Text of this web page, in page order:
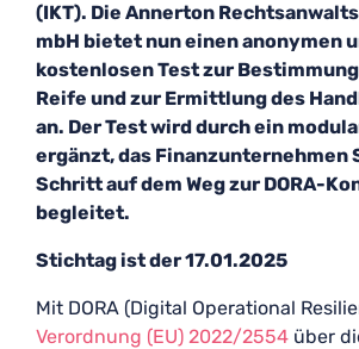
(IKT). Die Annerton
mbH bietet nun einen anonymen
kostenlosen Test zur Bestimmung
Reife und zur Ermittlung des
an. Der Test wird durch ein
ergänzt, das Finanzunternehmen
Schritt auf dem Weg zur DORA-
begleitet.
Stichtag ist der 17.01.2025
Mit DORA (Digital Operational
Verordnung (EU) 2022/2554 über